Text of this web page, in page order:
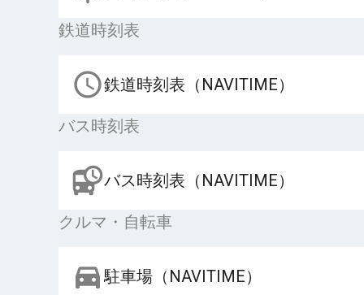
鉄道時刻表
鉄道時刻表（NAVITIME）
バス時刻表
バス時刻表（NAVITIME）
クルマ・自転車
駐車場（NAVITIME）